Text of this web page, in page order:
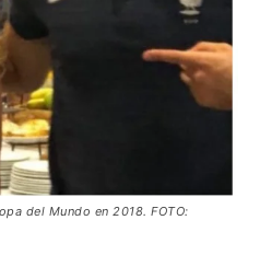
del Mundo en 2018. FOTO: